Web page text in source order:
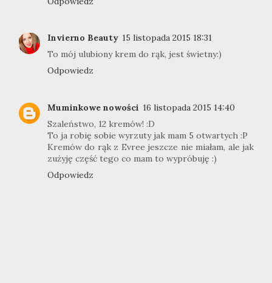
Invierno Beauty 15 listopada 2015 18:31
To mój ulubiony krem do rąk, jest świetny:)
Odpowiedz
Muminkowe nowości 16 listopada 2015 14:40
Szaleństwo, 12 kremów! :D
To ja robię sobie wyrzuty jak mam 5 otwartych :P
Kremów do rąk z Evree jeszcze nie miałam, ale jak
zużyję część tego co mam to wypróbuję :)
Odpowiedz